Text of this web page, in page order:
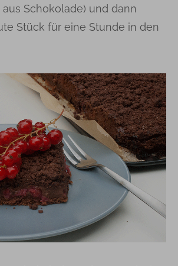
Schokolade) und dann
Stück für eine Stunde in den